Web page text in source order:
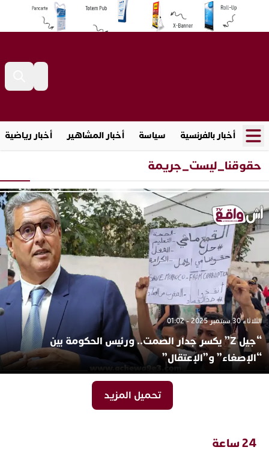
أخبار بالفرنسية سياسة أخبار المشاهير أخبار رياضية
حقوقنا_ليست_جريمة
الثلاثاء 30 سبتمبر 2025 - 01:02
“جيل Z” يكسر جدار الصمت.. ورئيس الحكومة بين
“الإصغاء” و”الإعتقال”
تحميل المزيد
24 ساعة